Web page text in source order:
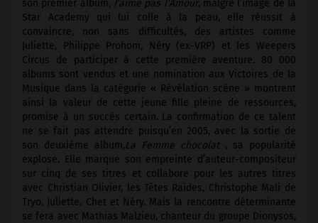
son premier album, J’aime pas l’Amour, malgré l’image de la
Star Academy qui lui colle à la peau, elle réussit à
convaincre, non sans difficultés, des artistes comme
Juliette, Philippe Prohom, Néry (ex-VRP) et les Weepers
Circus de participer à cette première aventure. 80 000
albums sont vendus et une nomination aux Victoires de la
Musique dans la catégorie « Révélation scène » montrent
ainsi la valeur de cette jeune fille pleine de ressources,
promise à un succès certain. La confirmation de ce talent
ne se fait pas attendre puisqu’en 2005, avec la sortie de
son deuxième album,La Femme chocolat, sa popularité
explose. Elle marque son empreinte d’auteur-compositeur
sur cinq de ses titres et collabore pour les autres titres
avec Christian Olivier, les Têtes Raides, Christophe Mali de
Tryo, Juliette, Chet et Néry. Mais la rencontre déterminante
se fera avec Mathias Malzieu, chanteur du groupe Dionysos,